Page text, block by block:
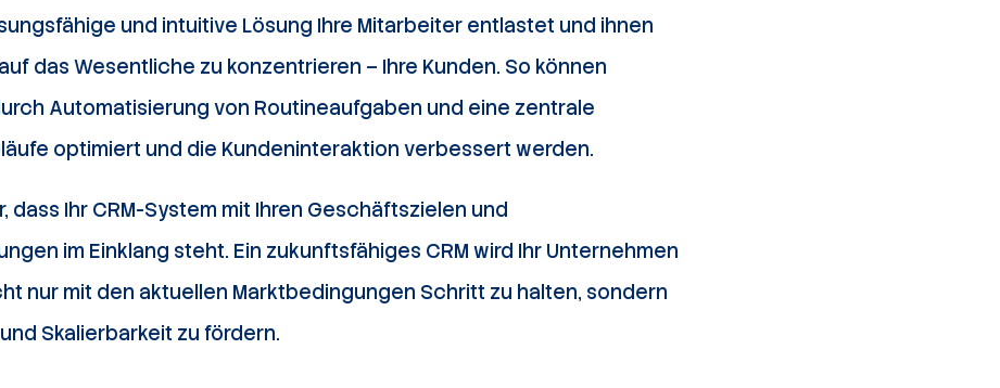
und intuitive Lösung Ihre Mitarbeiter entlastet und ihnen
das Wesentliche zu konzentrieren – Ihre Kunden. So können
Automatisierung von Routineaufgaben und eine zentrale
optimiert und die Kundeninteraktion verbessert werden.
dass Ihr CRM-System mit Ihren Geschäftszielen und
im Einklang steht. Ein zukunftsfähiges CRM wird Ihr Unternehmen
nur mit den aktuellen Marktbedingungen Schritt zu halten, sondern
Skalierbarkeit zu fördern.